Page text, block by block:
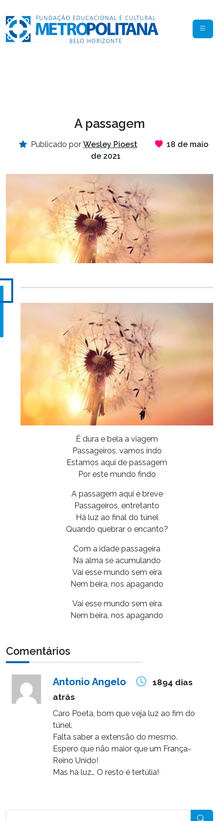
A passagem
Publicado por Wesley Pioest
18 de maio
de 2021
É dura e bela a viagem
Passageiros, vamos indo
Estamos aqui de passagem
Por este mundo findo
A passagem aqui é breve
Passageiros, entretanto
Há luz ao final do túnel
Quando quebrar o encanto?
Com a idade passageira
Na alma se acumulando
Vai esse mundo sem eira
Nem beira, nos apagando
Vai esse mundo sem eira
Nem beira, nos apagando
Comentários
Antonio Angelo
1894 dias
atrás
Caro Poeta, bom que veja luz ao fim do
túnel.
Falta saber a extensão do mesmo.
Espero que não maior que um França-
Reino Unido!
Mas há luz… O resto é tertúlia!